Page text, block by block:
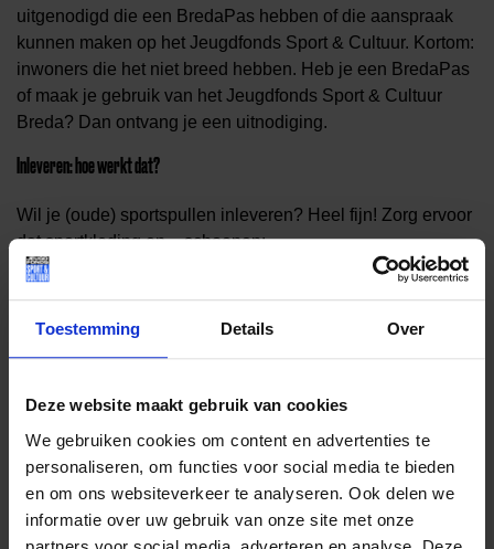
Toestemming Details Over
Deze website maakt gebruik van cookies
We gebruiken cookies om content en advertenties te
personaliseren, om functies voor social media te bieden
en om ons websiteverkeer te analyseren. Ook delen we
informatie over uw gebruik van onze site met onze
uitgenodigd die een BredaPas hebben of die aanspraak
kunnen maken op het Jeugdfonds Sport & Cultuur. Kortom:
inwoners die het niet breed hebben. Heb je een BredaPas
of maak je gebruik van het Jeugdfonds Sport & Cultuur
Breda? Dan ontvang je een uitnodiging.
Inleveren: hoe werkt dat?
Wil je (oude) sportspullen inleveren? Heel fijn! Zorg ervoor
dat sportkleding en – schoenen:
schoon zijn
draagbaar zijn
schoenen aan elkaar geknoopt zitten
En zorg ervoor dat sportspullen:
compleet zijn
toonbaar zijn
veilig in gebruik zijn
Met jouw (oude) sportspullen kun je andere Bredanaars blij